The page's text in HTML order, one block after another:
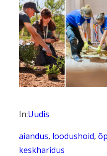
In:Uudis
aiandus, loodushoid,
keskharidus